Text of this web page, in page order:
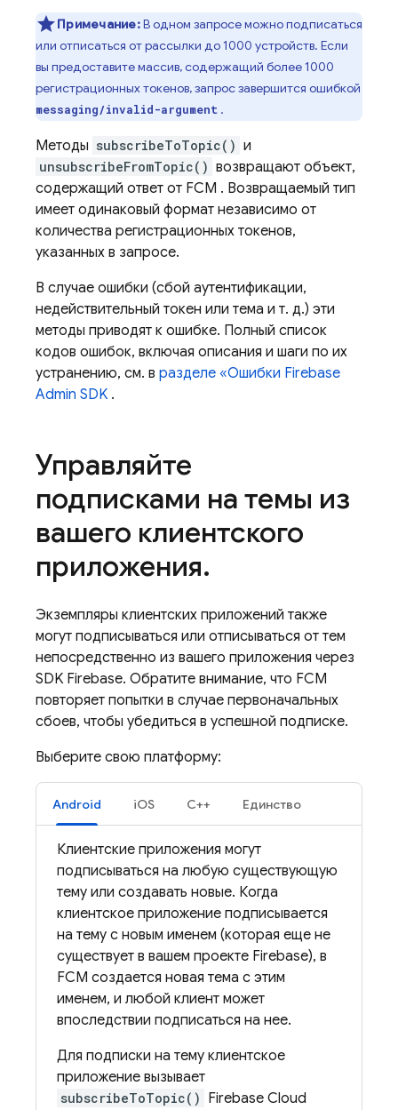
Примечание:В одном запросе можно подписаться
или отписаться от рассылки до 1000 устройств. Если
вы предоставите массив, содержащий более 1000
регистрационных токенов, запрос завершится ошибкой
messaging/invalid-argument .
Методы subscribeToTopic() и
unsubscribeFromTopic() возвращают объект,
содержащий ответ от FCM . Возвращаемый тип
имеет одинаковый формат независимо от
количества регистрационных токенов,
указанных в запросе.
В случае ошибки (сбой аутентификации,
недействительный токен или тема и т. д.) эти
методы приводят к ошибке. Полный список
кодов ошибок, включая описания и шаги по их
устранению, см. в разделе «Ошибки Firebase
Admin SDK .
Управляйте
подписками на темы из
вашего клиентского
приложения.
Экземпляры клиентских приложений также
могут подписываться или отписываться от тем
непосредственно из вашего приложения через
SDK Firebase. Обратите внимание, что FCM
повторяет попытки в случае первоначальных
сбоев, чтобы убедиться в успешной подписке.
Выберите свою платформу:
Android iOS C++ Единство
Клиентские приложения могут
подписываться на любую существующую
тему или создавать новые. Когда
клиентское приложение подписывается
на тему с новым именем (которая еще не
существует в вашем проекте Firebase), в
FCM создается новая тема с этим
именем, и любой клиент может
впоследствии подписаться на нее.
Для подписки на тему клиентское
приложение вызывает
subscribeToTopic() Firebase Cloud